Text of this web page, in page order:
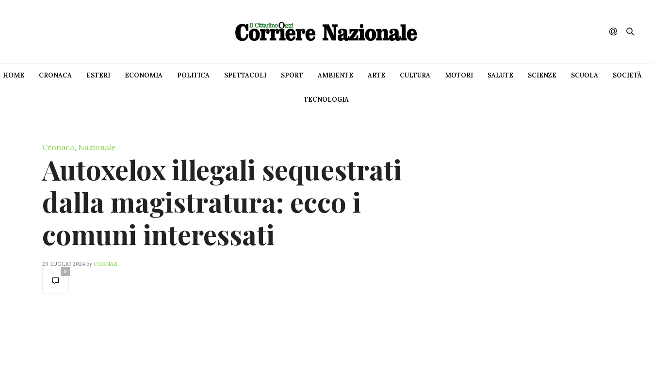
HOME CRONACA ESTERI ECONOMIA POLITICA SPETTACOLI SPORT AMBIENTE ARTE CULTURA MOTORI SALUTE SCIENZE SCUOLA SOCIETÀ
TECNOLOGIA
Cronaca, Nazionale
Autoxelox illegali sequestrati
dalla magistratura: ecco i
comuni interessati
29 LUGLIO 2024 by CORNAZ
0